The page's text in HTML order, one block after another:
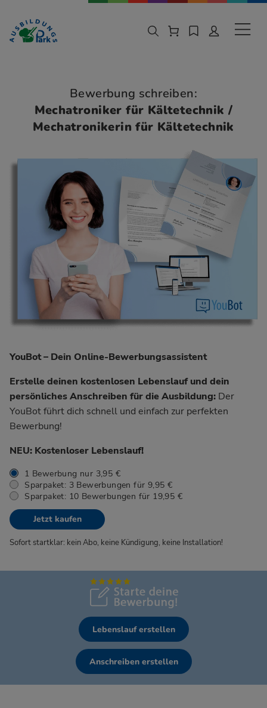
Zur Navigation springen
Zu den Hauptinhalten springen
Bewerbung schreiben:
Mechatroniker für Kältetechnik /
Mechatronikerin für Kältetechnik
YouBot – Dein Online-Bewerbungsassistent
Erstelle deinen kostenlosen Lebenslauf und dein
persönliches Anschreiben für die Ausbildung: Der
YouBot führt dich schnell und einfach zur perfekten
Bewerbung!
NEU: Kostenloser Lebenslauf!
1 Bewerbung nur 3,95 €
Sparpaket: 3 Bewerbungen für 9,95 €
Sparpaket: 10 Bewerbungen für 19,95 €
Jetzt kaufen
Sofort startklar: kein Abo, keine Kündigung, keine Installation!
Lebenslauf erstellen
Anschreiben erstellen